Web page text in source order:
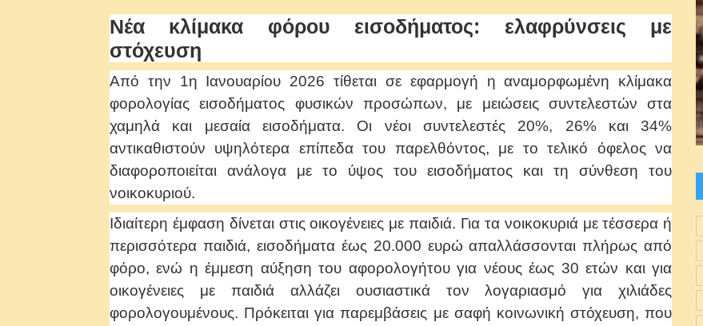
Νέα κλίμακα φόρου εισοδήματος: ελαφρύνσεις με
στόχευση
Από την 1η Ιανουαρίου 2026 τίθεται σε εφαρμογή η αναμορφωμένη κλίμακα
φορολογίας εισοδήματος φυσικών προσώπων, με μειώσεις συντελεστών στα
χαμηλά και μεσαία εισοδήματα. Οι νέοι συντελεστές 20%, 26% και 34%
αντικαθιστούν υψηλότερα επίπεδα του παρελθόντος, με το τελικό όφελος να
διαφοροποιείται ανάλογα με το ύψος του εισοδήματος και τη σύνθεση του
νοικοκυριού.
Ιδιαίτερη έμφαση δίνεται στις οικογένειες με παιδιά. Για τα νοικοκυριά με τέσσερα ή
περισσότερα παιδιά, εισοδήματα έως 20.000 ευρώ απαλλάσσονται πλήρως από
φόρο, ενώ η έμμεση αύξηση του αφορολογήτου για νέους έως 30 ετών και για
οικογένειες με παιδιά αλλάζει ουσιαστικά τον λογαριασμό για χιλιάδες
φορολογουμένους. Πρόκειται για παρεμβάσεις με σαφή κοινωνική στόχευση, που